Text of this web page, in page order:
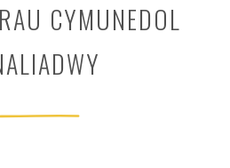
CYMUNEDOL